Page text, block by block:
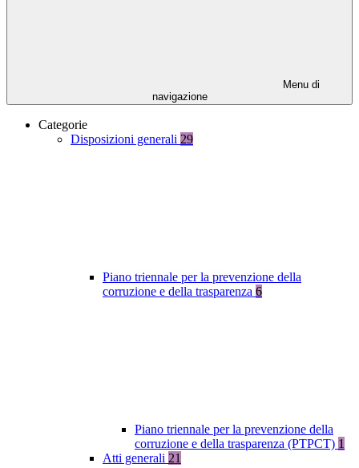
Menu di
navigazione
Categorie
Disposizioni generali 29
Piano triennale per la prevenzione della
corruzione e della trasparenza 6
Piano triennale per la prevenzione della
corruzione e della trasparenza (PTPCT) 1
Atti generali 21